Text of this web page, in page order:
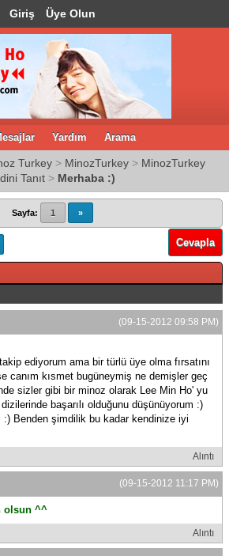
Giriş Üye Olun
Yardım Arama
Turkey > MinozTurkey > MinozTurkey
Tanıt > Merhaba :)
Sayfa: 1 »
Cevapla
(09-15-2012 09:58 PM)
ediyorum ama bir türlü üye olma fırsatını
canım kısmet bugüneymiş ne demişler geç
sizler gibi bir minoz olarak Lee Min Ho' yu
başarılı olduğunu düşünüyorum :)
:) Benden şimdilik bu kadar kendinize iyi
Alıntı
(09-15-2012 11:17 PM)
olsun ^^
Alıntı